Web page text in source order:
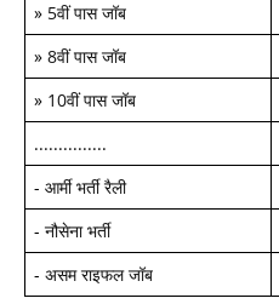
» 5वीं पास जॉब
» 8वीं पास जॉब
» 10वीं पास जॉब
...............
- आर्मी भर्ती रैली
- नौसेना भर्ती
- असम राइफल जॉब